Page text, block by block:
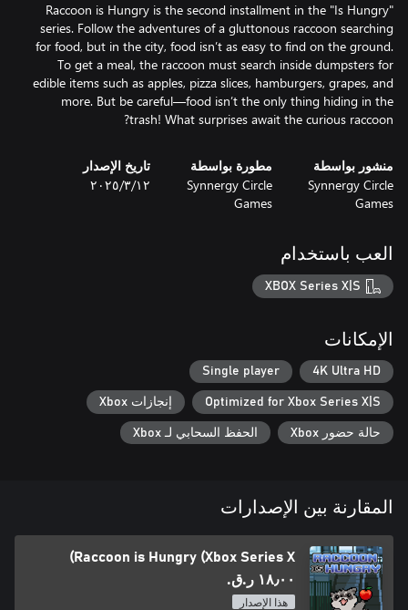
Raccoon is Hungry is the second installment in the "Is Hungry"
series. Follow the adventures of a gluttonous raccoon searching
for food, but in the city, food isn’t as easy to find on the ground.
To get a meal, the raccoon must search inside dumpsters for
edible items such as apples, pizza slices, hamburgers, grapes, and
more. But be careful—food isn’t the only thing hiding in the
trash! What surprises await the curious raccoon?
منشور بواسطة
Synnergy Circle
Games
مطورة بواسطة
Synnergy Circle
Games
تاريخ الإصدار
١٢‏/٣‏/٢٠٢٥
العب باستخدام
XBOX Series X|S
الإمكانات
4K Ultra HD
Single player
Optimized for Xbox Series X|S إنجازات Xbox
حالة حضور Xbox الحفظ السحابي لـ Xbox
المقارنة بين الإصدارات
Raccoon is Hungry (Xbox Series X)
١٨٫٠٠ ر.ق.‏
هذا الإصدار